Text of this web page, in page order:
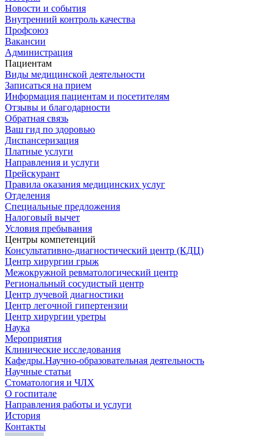
Новости и события
Внутренний контроль качества
Профсоюз
Вакансии
Администрация
Пациентам
Виды медицинской деятельности
Записаться на прием
Информация пациентам и посетителям
Отзывы и благодарности
Обратная связь
Ваш гид по здоровью
Диспансеризация
Платные услуги
Направления и услуги
Прейскурант
Правила оказания медицинских услуг
Отделения
Специальные предложения
Налоговый вычет
Условия пребывания
Центры компетенций
Консультативно-диагностический центр (КДЦ)
Центр хирургии грыж
Межокружной ревматологический центр
Региональный сосудистый центр
Центр лучевой диагностики
Центр легочной гипертензии
Центр хирургии уретры
Наука
Мероприятия
Клинические исследования
Кафедры.Научно-образовательная деятельность
Научные статьи
Стоматология и ЧЛХ
О госпитале
Направления работы и услуги
История
Контакты